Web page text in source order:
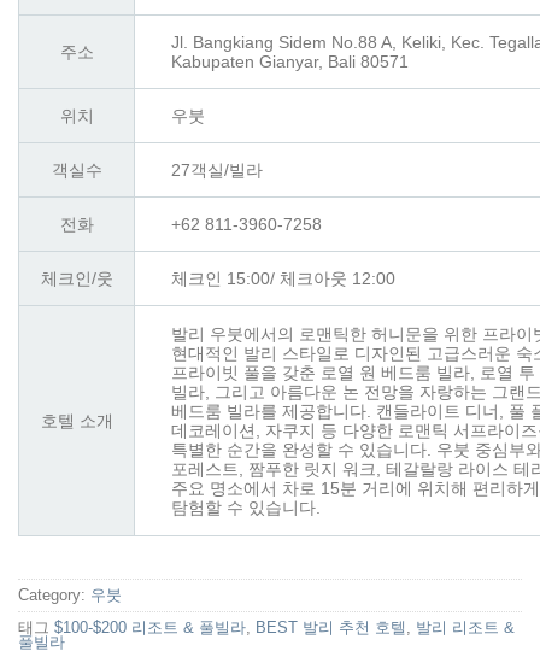
주소
Jl. Bangkiang Sidem No.88 A, Keliki, Kec.
Kabupaten Gianyar, Bali 80571
위치 우붓
객실수 27객실/빌라
전화 +62 811-3960-7258
체크인/웃 체크인 15:00/ 체크아웃 12:00
호텔 소개
발리 우붓에서의 로맨틱한 허니문을 위한 프라이
현대적인 발리 스타일로 디자인된 고급스러운 숙
프라이빗 풀을 갖춘 로열 원 베드룸 빌라, 로열 투
빌라, 그리고 아름다운 논 전망을 자랑하는 그랜
베드룸 빌라를 제공합니다. 캔들라이트 디너, 풀
데코레이션, 자쿠지 등 다양한 로맨틱 서프라이
특별한 순간을 완성할 수 있습니다. 우붓 중심부
포레스트, 짬푸한 릿지 워크, 테갈랄랑 라이스 테
주요 명소에서 차로 15분 거리에 위치해 편리하
탐험할 수 있습니다.
Category: 우붓
태그 $100-$200 리조트 & 풀빌라, BEST 발리 추천 호텔 , 발리 리조트 &
풀빌라